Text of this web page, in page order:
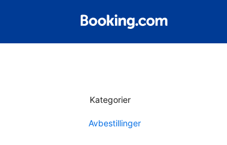
Kategorier
Avbestillinger